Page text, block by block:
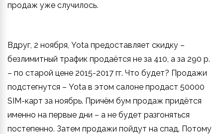
продаж уже случилось.
Вдруг, 2 ноября, Yota предоставляет скидку –
безлимитный трафик продаётся не за 410, а за 290 р.
– по старой цене 2015-2017 гг. Что будет? Продажи
подстегнутся – Yota в этом салоне продаст 50000
SIM-карт за ноябрь. Причём бум продаж придётся
именно на первые дни – а не будет разгоняться
постепенно. Затем продажи пойдут на спад. Потому